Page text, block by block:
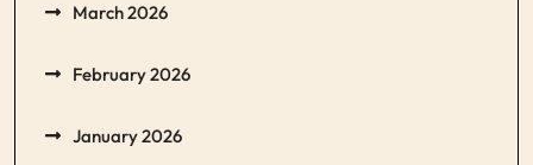
March 2026
February 2026
January 2026